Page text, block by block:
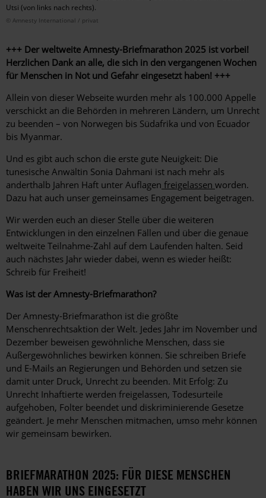
Utsi (von links nach rechts).
© Amnesty International / privat
+++ Der weltweite Amnesty-Briefmarathon 2025 ist vorbei!
Herzlichen Dank an alle, die sich in den vergangenen Wochen
für Menschen in Not und Gefahr eingesetzt haben! +++
Allein von dieser Webseite wurden mehr als 100.000 Appelle
verschickt an die Behörden in mehreren Ländern, um Unrecht
zu beenden – von Norwegen bis Südafrika und von Ecuador
bis Myanmar.
Und es gibt auch schon die erste gute Neuigkeit: Die
tunesische Anwältin Sonia Dahmani ist nach mehr als
anderthalb Jahren Haft unter Auflagen freigelassen worden.
Dazu hat auch unser gemeinsames Engagement beigetragen.
Wir werden euch an dieser Stelle über die weiteren
Entwicklungen in den einzelnen Fällen und über die genaue
weltweite Teilnahme-Zahl auf dem Laufenden halten. Seid
auch nächstes Jahr wieder dabei, wenn es wieder heißt:
Schreib für Freiheit!
Was ist der Amnesty-Briefmarathon?
Der Amnesty-Briefmarathon ist die größte
Menschenrechtsaktion der Welt. Jedes Jahr im November und
Dezember beweisen gewöhnliche Menschen, dass sie
Außergewöhnliches bewirken können. Sie schreiben Briefe
und E-Mails an Regierungen und Behörden und setzen sie
damit unter Druck, Unrecht zu beenden. Mit Erfolg: Zu
Unrecht Inhaftierte werden freigelassen, Todesurteile
aufgehoben, Folter beendet und diskriminierende Gesetze
geändert. Je mehr Menschen mitmachen, umso mehr können
wir gemeinsam bewirken.
BRIEFMARATHON 2025: FÜR DIESE MENSCHEN
HABEN WIR UNS EINGESETZT